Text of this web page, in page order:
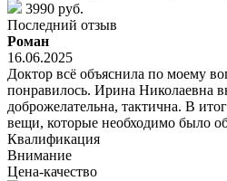
3990 руб.
Последний отзыв
Роман
16.06.2025
Доктор всё объяснила по моему
понравилось. Ирина Николаевна
доброжелательна, тактична. В
вещи, которые необходимо было
Квалификация
Внимание
Цена-качество